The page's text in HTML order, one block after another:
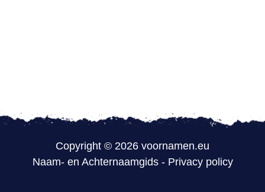
Copyright © 2026 voornamen.eu
Naam- en Achternaamgids- Privacy policy